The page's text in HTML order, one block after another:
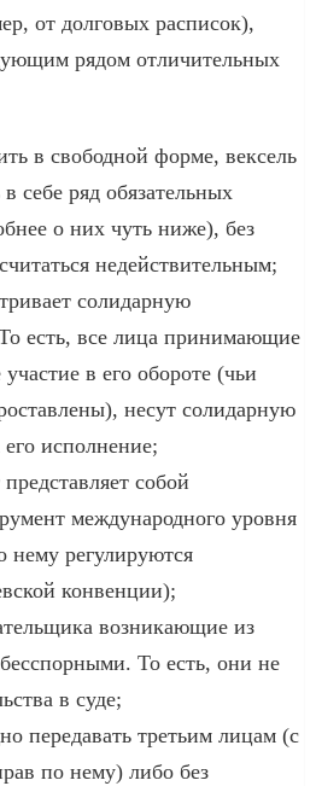
от долговых расписок),
рядом отличительных
в свободной форме, вексель
себе ряд обязательных
о них чуть ниже), без
недействительным;
солидарную
есть, все лица принимающие
в его обороте (чьи
несут солидарную
его исполнение;
собой
международного уровня
нему регулируются
конвенции);
возникающие из
То есть, они не
в суде;
передавать третьим лицам (с
по нему) либо без